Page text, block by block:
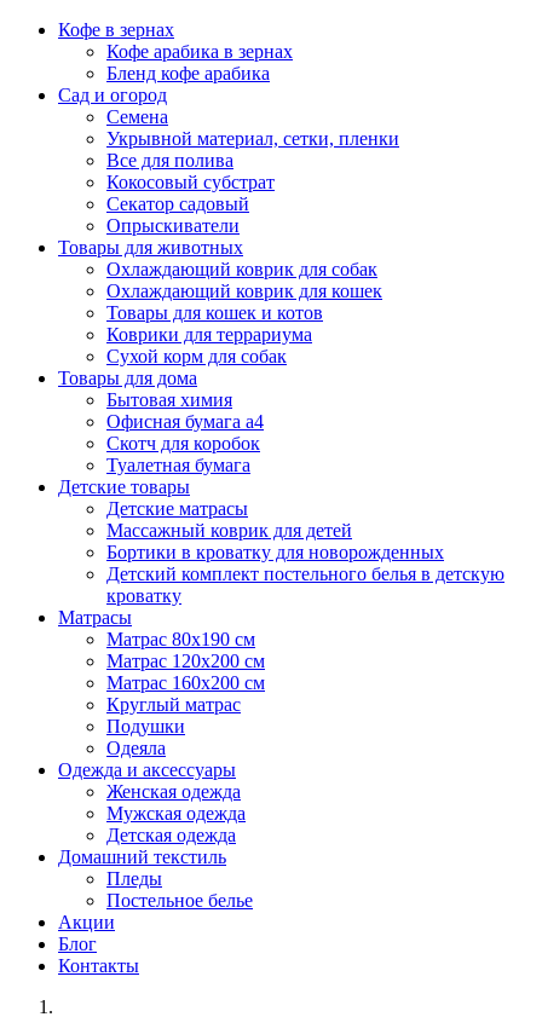
Кофе в зернах
Кофе арабика в зернах
Бленд кофе арабика
Сад и огород
Семена
Укрывной материал, сетки, пленки
Все для полива
Кокосовый субстрат
Секатор садовый
Опрыскиватели
Товары для животных
Охлаждающий коврик для собак
Охлаждающий коврик для кошек
Товары для кошек и котов
Коврики для террариума
Сухой корм для собак
Товары для дома
Бытовая химия
Офисная бумага а4
Скотч для коробок
Туалетная бумага
Детские товары
Детские матрасы
Массажный коврик для детей
Бортики в кроватку для новорожденных
Детский комплект постельного белья в детскую
кроватку
Матрасы
Матрас 80х190 см
Матраc 120х200 см
Матрас 160х200 см
Круглый матрас
Подушки
Одеяла
Одежда и аксессуары
Женская одежда
Мужская одежда
Детская одежда
Домашний текстиль
Пледы
Постельное белье
Акции
Блог
Контакты